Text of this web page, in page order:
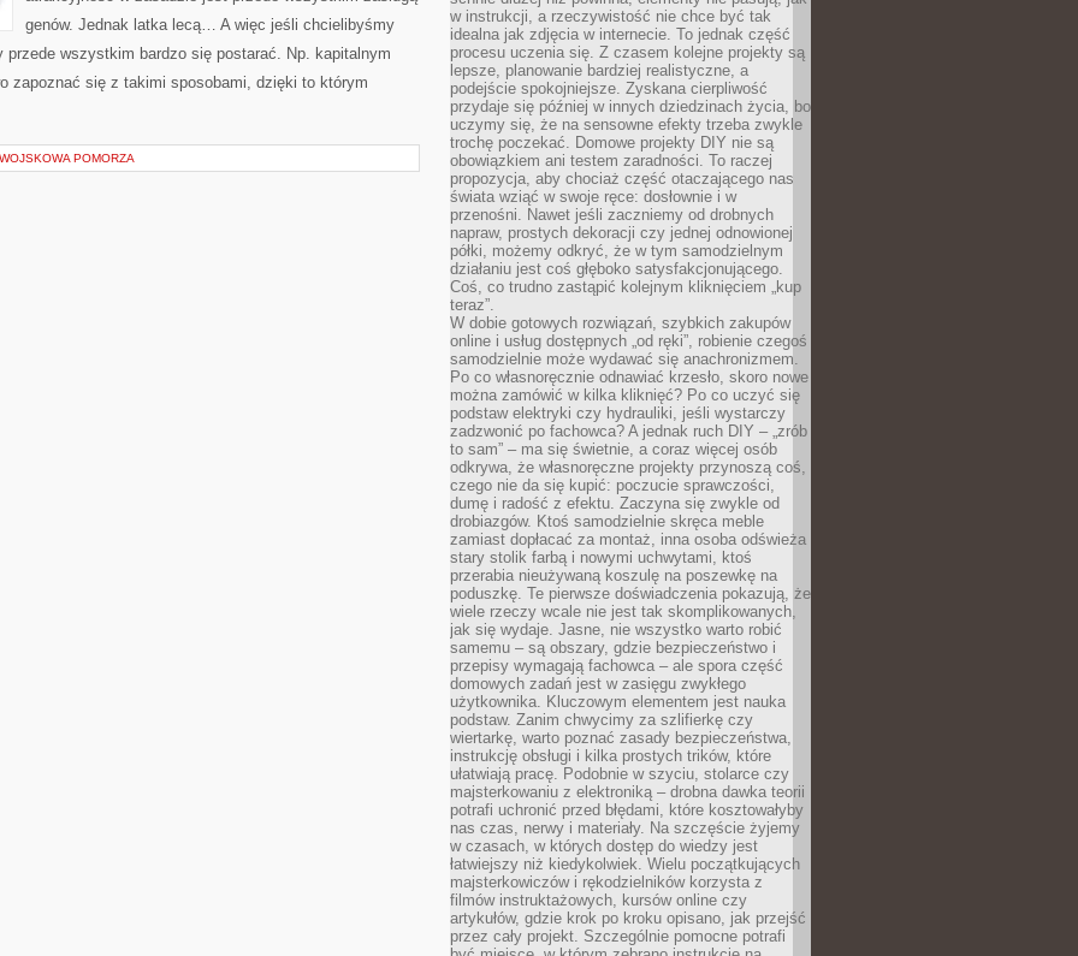
genów. Jednak latka lecą… A więc jeśli chcielibyśmy
wszystkim bardzo się postarać. Np. kapitalnym
zapoznać się z takimi sposobami, dzięki to którym
POMORZA
w instrukcji, a rzeczywistość nie chce być tak
idealna jak zdjęcia w internecie. To jednak część
procesu uczenia się. Z czasem kolejne projekty są
lepsze, planowanie bardziej realistyczne, a
podejście spokojniejsze. Zyskana cierpliwość
przydaje się później w innych dziedzinach życia, bo
uczymy się, że na sensowne efekty trzeba zwykle
trochę poczekać. Domowe projekty DIY nie są
obowiązkiem ani testem zaradności. To raczej
propozycja, aby chociaż część otaczającego nas
świata wziąć w swoje ręce: dosłownie i w
przenośni. Nawet jeśli zaczniemy od drobnych
napraw, prostych dekoracji czy jednej odnowionej
półki, możemy odkryć, że w tym samodzielnym
działaniu jest coś głęboko satysfakcjonującego.
Coś, co trudno zastąpić kolejnym kliknięciem „kup
teraz”.
W dobie gotowych rozwiązań, szybkich zakupów
online i usług dostępnych „od ręki”, robienie czegoś
samodzielnie może wydawać się anachronizmem.
Po co własnoręcznie odnawiać krzesło, skoro nowe
można zamówić w kilka kliknięć? Po co uczyć się
podstaw elektryki czy hydrauliki, jeśli wystarczy
zadzwonić po fachowca? A jednak ruch DIY – „zrób
to sam” – ma się świetnie, a coraz więcej osób
odkrywa, że własnoręczne projekty przynoszą coś,
czego nie da się kupić: poczucie sprawczości,
dumę i radość z efektu. Zaczyna się zwykle od
drobiazgów. Ktoś samodzielnie skręca meble
zamiast dopłacać za montaż, inna osoba odświeża
stary stolik farbą i nowymi uchwytami, ktoś
przerabia nieużywaną koszulę na poszewkę na
poduszkę. Te pierwsze doświadczenia pokazują, że
wiele rzeczy wcale nie jest tak skomplikowanych,
jak się wydaje. Jasne, nie wszystko warto robić
samemu – są obszary, gdzie bezpieczeństwo i
przepisy wymagają fachowca – ale spora część
domowych zadań jest w zasięgu zwykłego
użytkownika. Kluczowym elementem jest nauka
podstaw. Zanim chwycimy za szlifierkę czy
wiertarkę, warto poznać zasady bezpieczeństwa,
instrukcję obsługi i kilka prostych trików, które
ułatwiają pracę. Podobnie w szyciu, stolarce czy
majsterkowaniu z elektroniką – drobna dawka teorii
potrafi uchronić przed błędami, które kosztowałyby
nas czas, nerwy i materiały. Na szczęście żyjemy
w czasach, w których dostęp do wiedzy jest
łatwiejszy niż kiedykolwiek. Wielu początkujących
majsterkowiczów i rękodzielników korzysta z
filmów instruktażowych, kursów online czy
artykułów, gdzie krok po kroku opisano, jak przejść
przez cały projekt. Szczególnie pomocne potrafi